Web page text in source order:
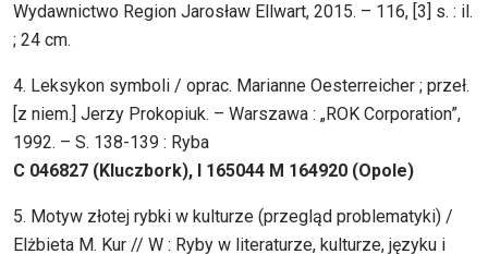
Wydawnictwo Region Jarosław Ellwart, 2015. – 116, [3] s. : il.
; 24 cm.
4. Leksykon symboli / oprac. Marianne Oesterreicher ; przeł.
[z niem.] Jerzy Prokopiuk. – Warszawa : „ROK Corporation”,
1992. – S. 138-139 : Ryba
C 046827 (Kluczbork), I 165044 M 164920 (Opole)
5. Motyw złotej rybki w kulturze (przegląd problematyki) /
Elżbieta M. Kur // W : Ryby w literaturze, kulturze, języku i